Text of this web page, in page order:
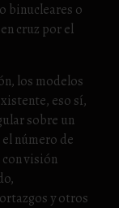
binucleares o
cruz por el
los modelos
eso sí,
sobre un
número de
visión
y otros